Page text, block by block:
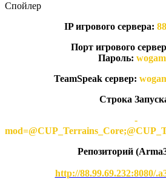
Спойлер
IP игрового сервера:
Порт игрового
Пароль:
TeamSpeak сервер:
Строка
-
Репозиторий
http://88.99.69.232:8080/